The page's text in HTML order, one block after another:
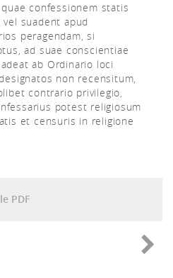
confessionem statis
suadent apud
peragendam, si
ad suae conscientiae
ab Ordinario loci
non recensitum,
contrario privilegio,
potest religiosum
et censuris in religione
PDF